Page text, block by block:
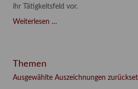
ihr Tätigkeitsfeld vor.
Weiterlesen …
im
Themen
Ausgewählte Auszeichnungen